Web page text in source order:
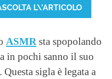
L\'ARTICOLO
ASMR sta spopolando
in pochi sanno il suo
sigla è legata a